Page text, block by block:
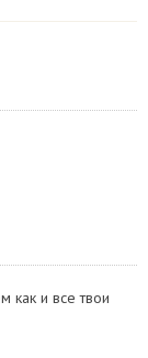
как и все твои